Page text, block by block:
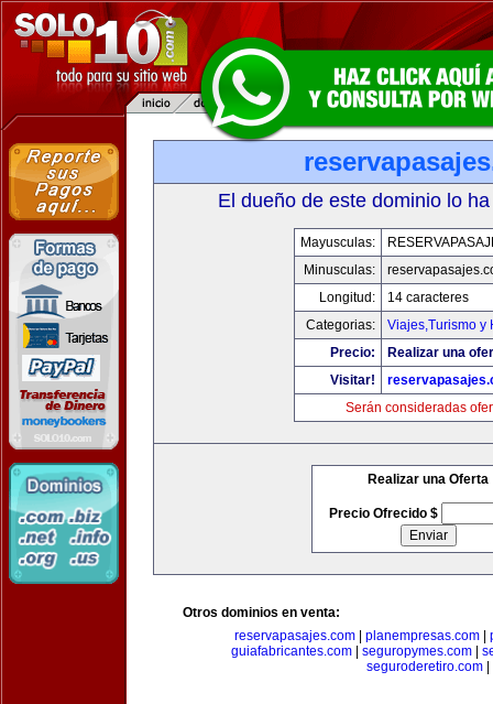
El dueño de este dominio lo
Mayusculas:
Minusculas:
Longitud:
14 caracteres
Categorias:
Viajes,Turismo y
Precio:
Realizar una
Visitar!
Serán consideradas
Realizar una Oferta
Precio Ofrecido $
Otros dominios en venta:
reservapasajes.com
planempresas.com
guiafabricantes.com| seguropymes.com|
seguroderetiro.com